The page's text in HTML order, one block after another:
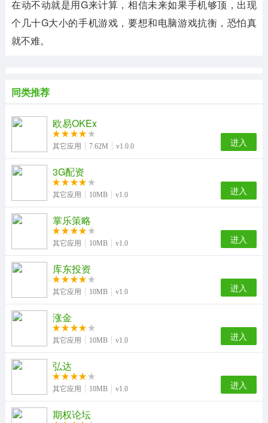
在动不动就是用G来计算，相信未来如果手机够顶，出现
个几十G大小的手机游戏，要想和电脑游戏抗衡，恐怕真
就不难。
同类推荐
欧易OKEx
其它应用 7.62M v1.0.0 进入
3G配资
其它应用 10MB v1.0 进入
掌乐策略
其它应用 10MB v1.0 进入
库东投资
其它应用 10MB v1.0 进入
涨金
其它应用 10MB v1.0 进入
弘达
其它应用 10MB v1.0 进入
期权论坛